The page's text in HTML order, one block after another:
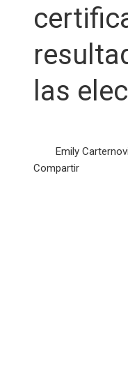
las
Emily Carter
Facebook
Twitter
LinkedIn
Pinterest
Stumbleupon
Email
Compartir